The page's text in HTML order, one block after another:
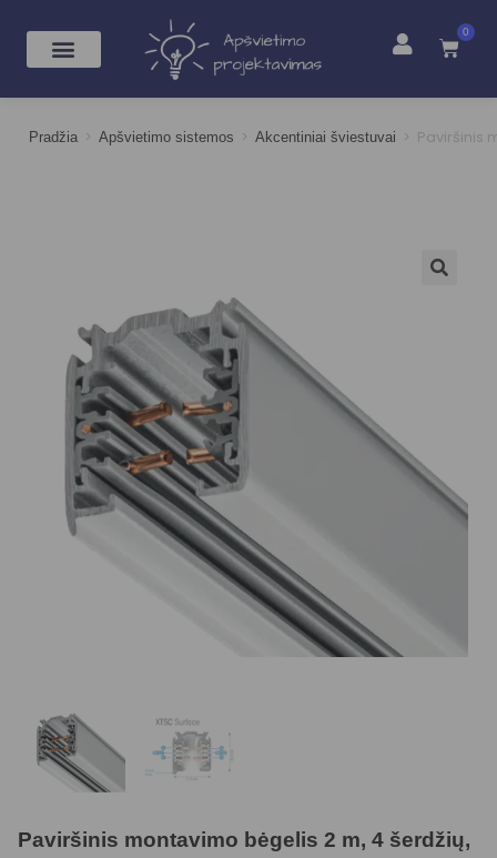
0
Pradžia > Apšvietimo sistemos > Akcentiniai šviestuvai > Paviršinis
Paviršinis montavimo bėgelis 2 m, 4 šerdžių,